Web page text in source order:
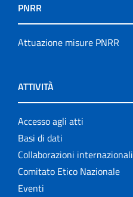
PNRR
Attuazione misure PNRR
ATTIVITÀ
Accesso agli atti
Basi di dati
Collaborazioni internazionali
Comitato Etico Nazionale
Eventi